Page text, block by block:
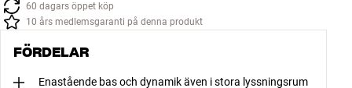
60 dagars öppet köp
10 års medlemsgaranti på denna produkt
FÖRDELAR
Enastående bas och dynamik även i stora lyssningsrum